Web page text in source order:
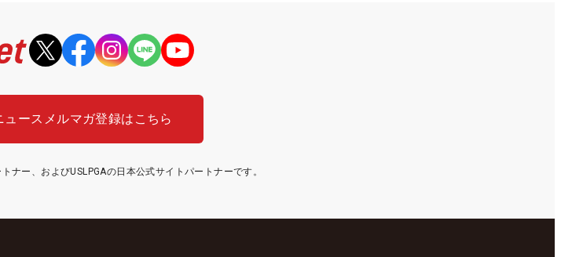
ュース メルマガ登録はこちら
ナー、およびUSLPGAの日本公式サイトパートナーです。